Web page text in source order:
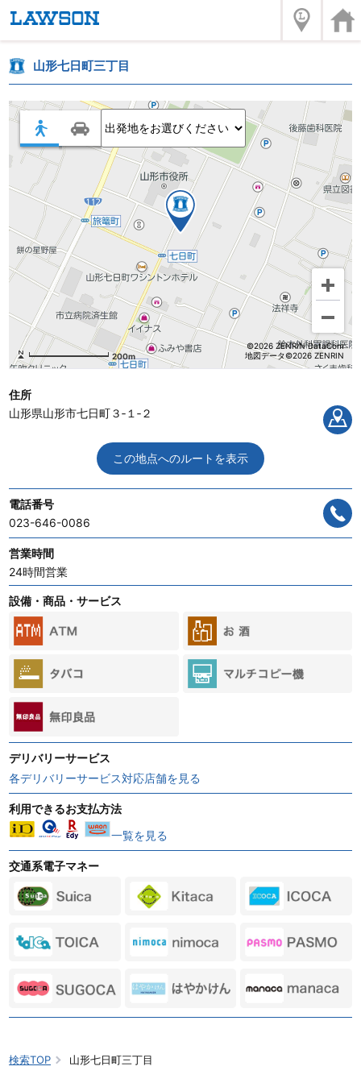
検索TOP 山形七日町三丁目
山形七日町三丁目
200m
©2026 ZENRIN DataCom
地図データ©2026 ZENRIN
住所
山形県山形市七日町３‐１‐２
この地点へのルートを表示
電話番号
023-646-0086
営業時間
24時間営業
設備・商品・サービス
デリバリーサービス
各デリバリーサービス対応店舗を見る
利用できるお支払方法
一覧を見る
交通系電子マネー